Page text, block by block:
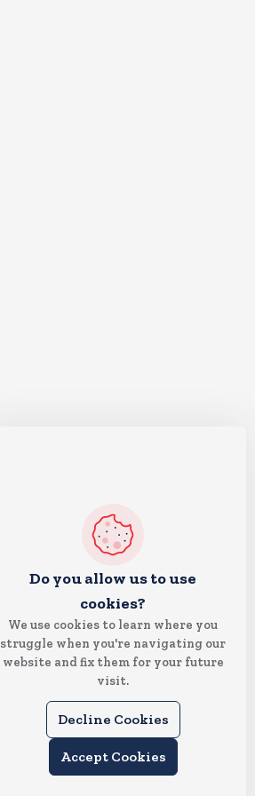
Do you allow us to use
cookies?
We use cookies to learn where you
struggle when you're navigating our
website and fix them for your future
visit.
Decline Cookies
Accept Cookies